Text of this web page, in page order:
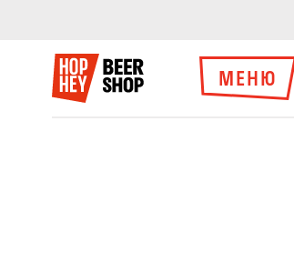
МЕНЮ